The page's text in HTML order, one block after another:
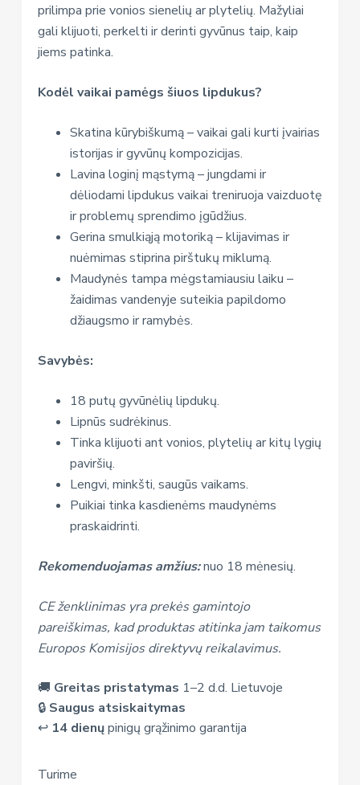
prilimpa prie vonios sienelių ar plytelių. Mažyliai
gali klijuoti, perkelti ir derinti gyvūnus taip, kaip
jiems patinka.
Kodėl vaikai pamėgs šiuos lipdukus?
Skatina kūrybiškumą – vaikai gali kurti įvairias
istorijas ir gyvūnų kompozicijas.
Lavina loginį mąstymą – jungdami ir
dėliodami lipdukus vaikai treniruoja vaizduotę
ir problemų sprendimo įgūdžius.
Gerina smulkiąją motoriką – klijavimas ir
nuėmimas stiprina pirštukų miklumą.
Maudynės tampa mėgstamiausiu laiku –
žaidimas vandenyje suteikia papildomo
džiaugsmo ir ramybės.
Savybės:
18 putų gyvūnėlių lipdukų.
Lipnūs sudrėkinus.
Tinka klijuoti ant vonios, plytelių ar kitų lygių
paviršių.
Lengvi, minkšti, saugūs vaikams.
Puikiai tinka kasdienėms maudynėms
praskaidrinti.
Rekomenduojamas amžius:nuo 18 mėnesių.
CE ženklinimas yra prekės gamintojo
pareiškimas, kad produktas atitinka jam taikomus
Europos Komisijos direktyvų reikalavimus.
🚚 Greitas pristatymas 1–2 d.d. Lietuvoje
🔒 Saugus atsiskaitymas
↩️ 14 dienųpinigų grąžinimo garantija
Turime